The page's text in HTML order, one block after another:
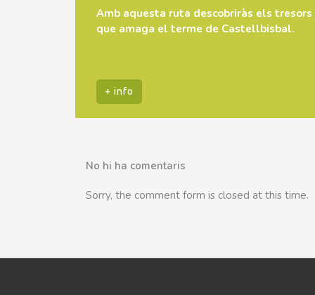
Amb aquesta ruta descobriràs els tresors
que amaga el terme de Castellbisbal.
+ info
No hi ha comentaris
Sorry, the comment form is closed at this time.